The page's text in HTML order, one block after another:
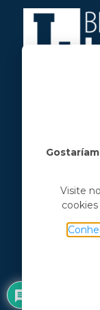
Jose
Formado
e tem pós-
e
MenuVisite